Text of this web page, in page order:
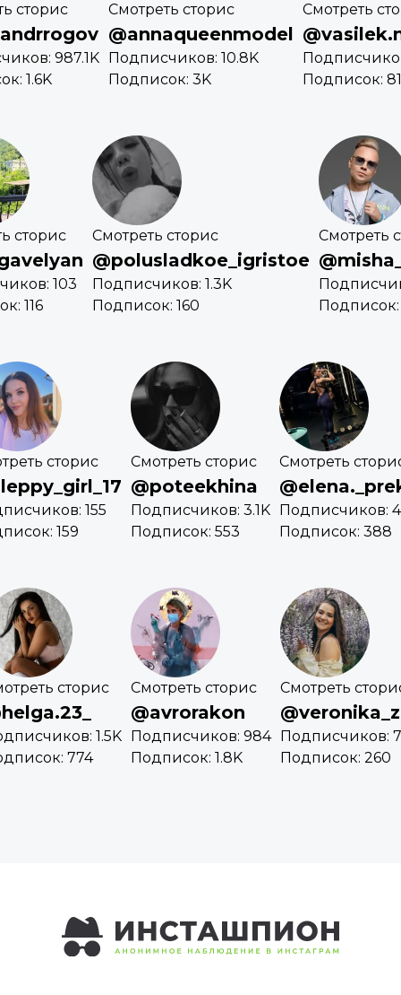
сторис
987.1K
1.6K
Смотреть сторис
@annaqueenmodel
Подписчиков: 10.8K
Подписок: 3K
Смотреть
Подписок:
сторис
103
116
Смотреть сторис
@polusladkoe_igristoe
Подписчиков: 1.3K
Подписок: 160
Смотреть
Подписок:
сторис
155
159
Смотреть сторис
@poteekhina
Подписчиков: 3.1K
Подписок: 553
Смотреть
Подписчиков:
Подписок: 388
сторис
1.5K
774
Смотреть сторис
@avrorakon
Подписчиков: 984
Подписок: 1.8K
Смотреть
Подписчиков:
Подписок: 260